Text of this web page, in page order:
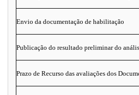
Envio da documentação de habilitação
Publicação do resultado preliminar do
Prazo de Recurso das avaliações dos